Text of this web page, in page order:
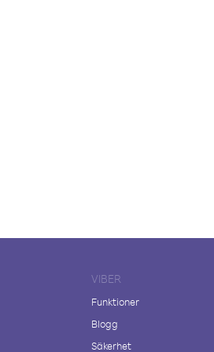
VIBER
Funktioner
Blogg
Säkerhet